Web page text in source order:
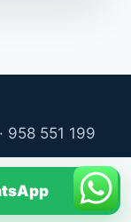
958 551 199